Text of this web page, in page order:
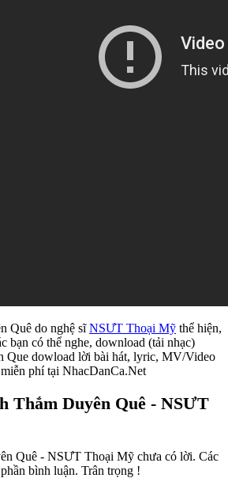
Quê do nghệ sĩNSƯT Thoại Mỹ thể hiện,
bạn có thể nghe, download (tải nhạc)
Que dowload lời bài hát, lyric, MV/Video
phí tại NhacDanCa.Net
Thắm Duyên Quê - NSƯT
Quê - NSƯT Thoại Mỹ chưa có lời. Các
bình luận. Trân trọng !